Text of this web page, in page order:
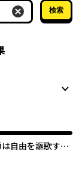
検索
自由を謳歌する